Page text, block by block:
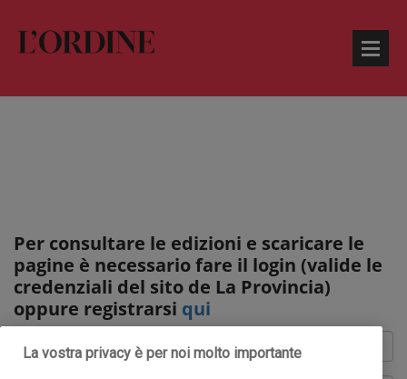
Per consultare le edizioni e scaricare le
pagine è necessario fare il login (valide le
credenziali del sito de La Provincia)
oppure registrarsi qui
La vostra privacy è per noi molto importante